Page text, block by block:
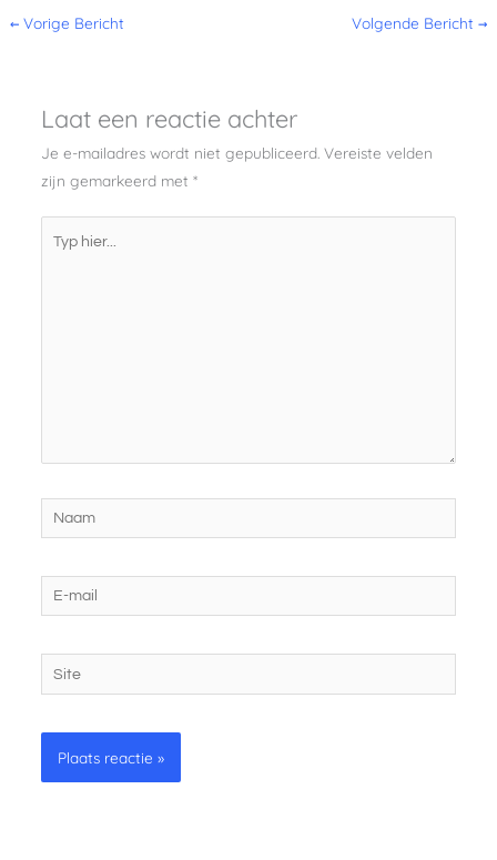
← Vorige Bericht Volgende Bericht →
Laat een reactie achter
Je e-mailadres wordt niet gepubliceerd. Vereiste velden
zijn gemarkeerd met *
Naam
mail
Site